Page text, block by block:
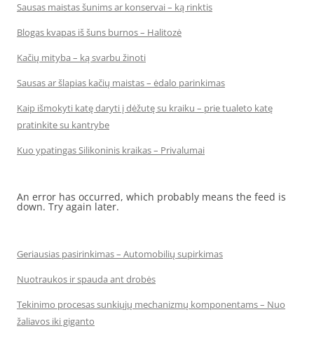
Sausas maistas šunims ar konservai – ką rinktis
Blogas kvapas iš šuns burnos – Halitozė
Kačių mityba – ką svarbu žinoti
Sausas ar šlapias kačių maistas – ėdalo parinkimas
Kaip išmokyti katę daryti į dėžutę su kraiku – prie tualeto katę
pratinkite su kantrybe
Kuo ypatingas Silikoninis kraikas – Privalumai
An error has occurred, which probably means the feed is
down. Try again later.
Geriausias pasirinkimas – Automobilių supirkimas
Nuotraukos ir spauda ant drobės
Tekinimo procesas sunkiųjų mechanizmų komponentams – Nuo
žaliavos iki giganto